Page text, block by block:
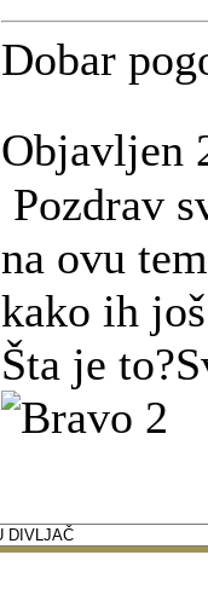
Dobar
Objavljen
Pozdrav
na ovu
kako ih
Šta je